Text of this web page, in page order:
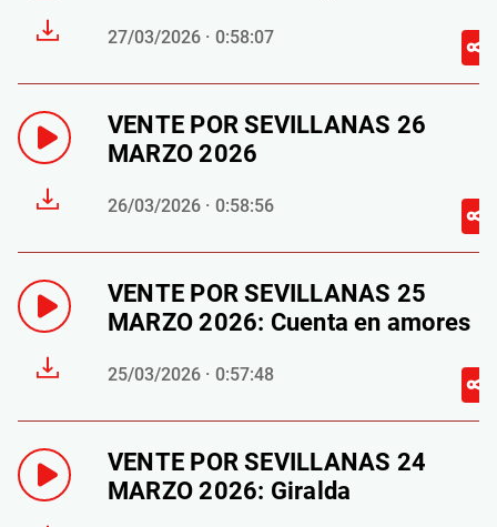
27/03/2026 · 0:58:07
VENTE POR SEVILLANAS 26
MARZO 2026
26/03/2026 · 0:58:56
VENTE POR SEVILLANAS 25
MARZO 2026: Cuenta en amores
25/03/2026 · 0:57:48
VENTE POR SEVILLANAS 24
MARZO 2026: Giralda